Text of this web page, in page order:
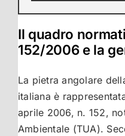
Il quadro
152/2006 e la
La pietra angolare
italiana è
aprile 2006, n. 152,
Ambientale (TUA).